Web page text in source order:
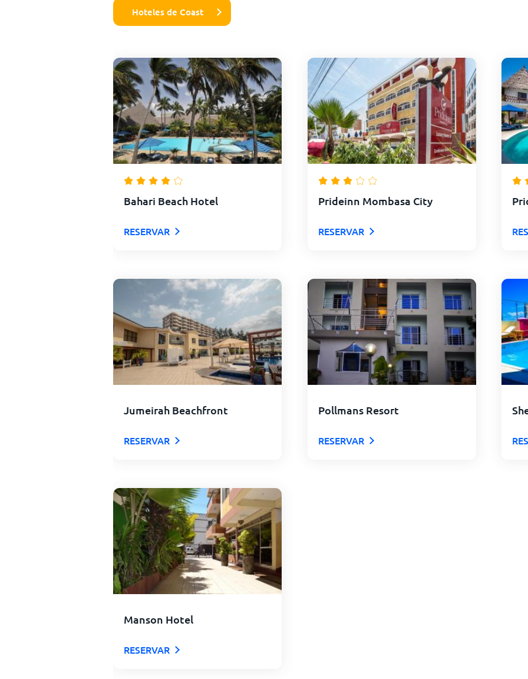
Hoteles de Coast
Bahari Beach Hotel
RESERVAR
Prideinn Mombasa City
RESERVAR
Jumeirah Beachfront
RESERVAR
Pollmans Resort
RESERVAR
Manson Hotel
RESERVAR